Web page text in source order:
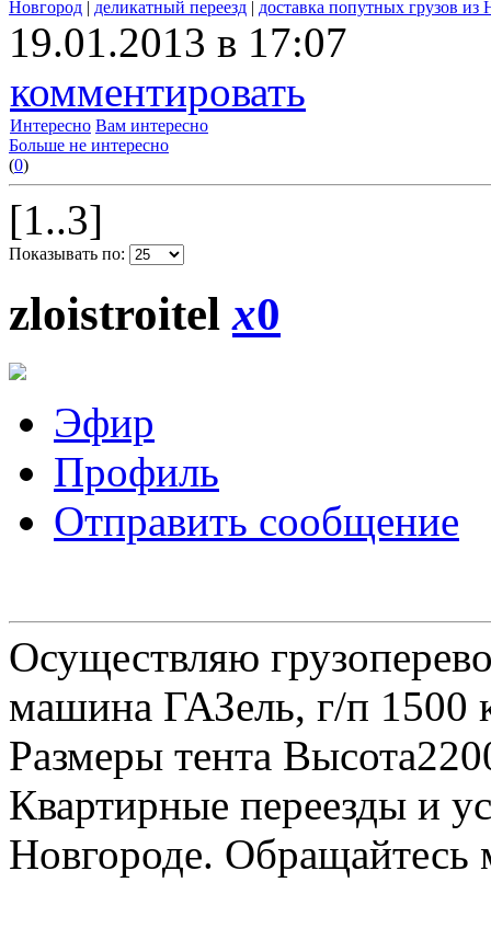
Новгород | деликатный переезд | доставка попутных грузов
19.01.2013 в 17:07
комментировать
Интересно Вам интересно
Больше не интересно
(0)
[1..3]
Показывать по:
zloistroitelx0
Эфир
Профиль
Отправить сообщение
Осуществляю
машина ГАЗель, г/п 1500
Размеры тента
Квартирные переезды и
Новгороде.